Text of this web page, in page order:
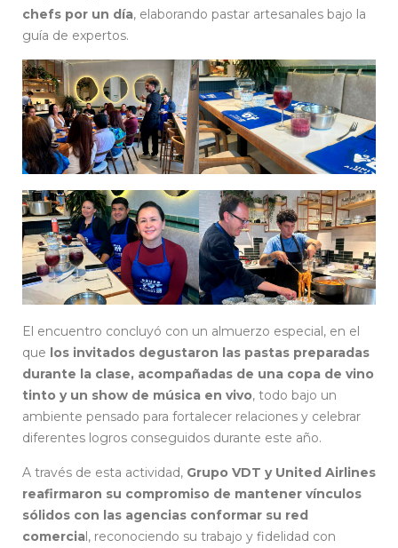
chefs por un día, elaborando pastar artesanales bajo la
guía de expertos.
El encuentro concluyó con un almuerzo especial, en el
que los invitados degustaron las pastas preparadas
durante la clase, acompañadas de una copa de vino
tinto y un show de música en vivo, todo bajo un
ambiente pensado para fortalecer relaciones y celebrar
diferentes logros conseguidos durante este año.
A través de esta actividad, Grupo VDT y United Airlines
reafirmaron su compromiso de mantener vínculos
sólidos con las agencias conformar su red
comercial, reconociendo su trabajo y fidelidad con